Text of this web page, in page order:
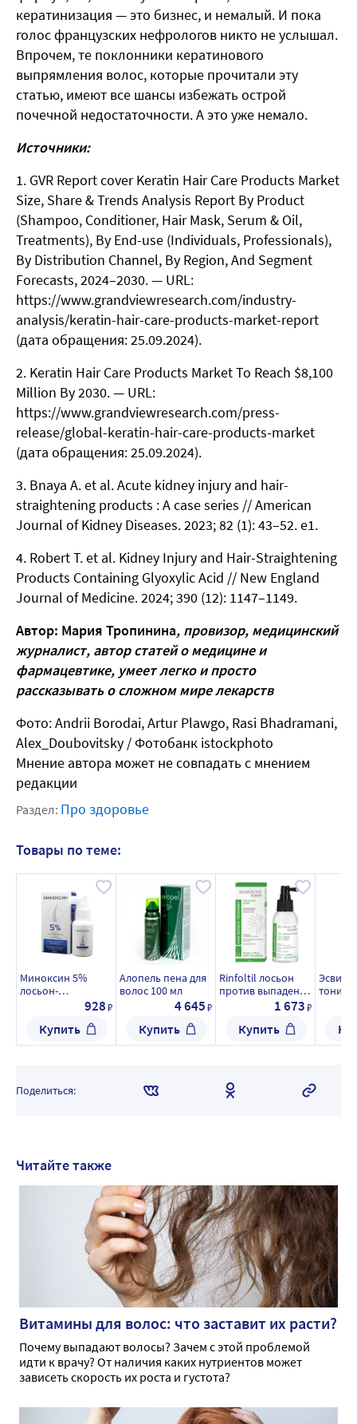
кератинизация — это бизнес, и немалый. И пока
голос французских нефрологов никто не услышал.
Впрочем, те поклонники кератинового
выпрямления волос, которые прочитали эту
статью, имеют все шансы избежать острой
почечной недостаточности. А это уже немало.
Источники:
GVR Report cover Keratin Hair Care Products Market
Size, Share & Trends Analysis Report By Product
(Shampoo, Conditioner, Hair Mask, Serum & Oil,
Treatments), By End-use (Individuals, Professionals),
By Distribution Channel, By Region, And Segment
Forecasts, 2024–2030. — URL:
https://www.grandviewresearch.com/industry-
analysis/keratin-hair-care-products-market-report
(дата обращения: 25.09.2024).
Keratin Hair Care Products Market To Reach $8,100
Million By 2030. — URL:
https://www.grandviewresearch.com/press-
release/global-keratin-hair-care-products-market
(дата обращения: 25.09.2024).
Bnaya A. et al. Acute kidney injury and hair-
straightening products : A case series // American
Journal of Kidney Diseases. 2023; 82 (1): 43–52. e1.
Robert T. et al. Kidney Injury and Hair-Straightening
Products Containing Glyoxylic Acid // New England
Journal of Medicine. 2024; 390 (12): 1147–1149.
Автор: Мария Тропинина, провизор, медицинский
журналист, автор статей о медицине и
фармацевтике, умеет легко и просто
рассказывать о сложном мире лекарств
Фото: Andrii Borodai, Artur Plawgo, Rasi Bhadramani,
Alex_Doubovitsky / Фотобанк istockphoto
Мнение автора может не совпадать с мнением
редакции
Раздел: Про здоровье
Товары по теме:
Миноксин 5%
лосьон-
стимулятор роста
928₽
Купить
Алопель пена для
волос 100 мл
4 645₽
Купить
Rinfoltil лосьон
против выпадения
и для роста волос
1 673₽
Купить
тоник
Поделиться:
Читайте также
Витамины для волос: что заставит их расти?
Почему выпадают волосы? Зачем с этой проблемой
идти к врачу? От наличия каких нутриентов может
зависеть скорость их роста и густота?